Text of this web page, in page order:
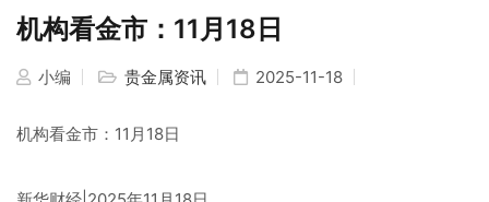
机构看金市：11月18日
小编 贵金属资讯 2025-11-18
机构看金市：11月18日